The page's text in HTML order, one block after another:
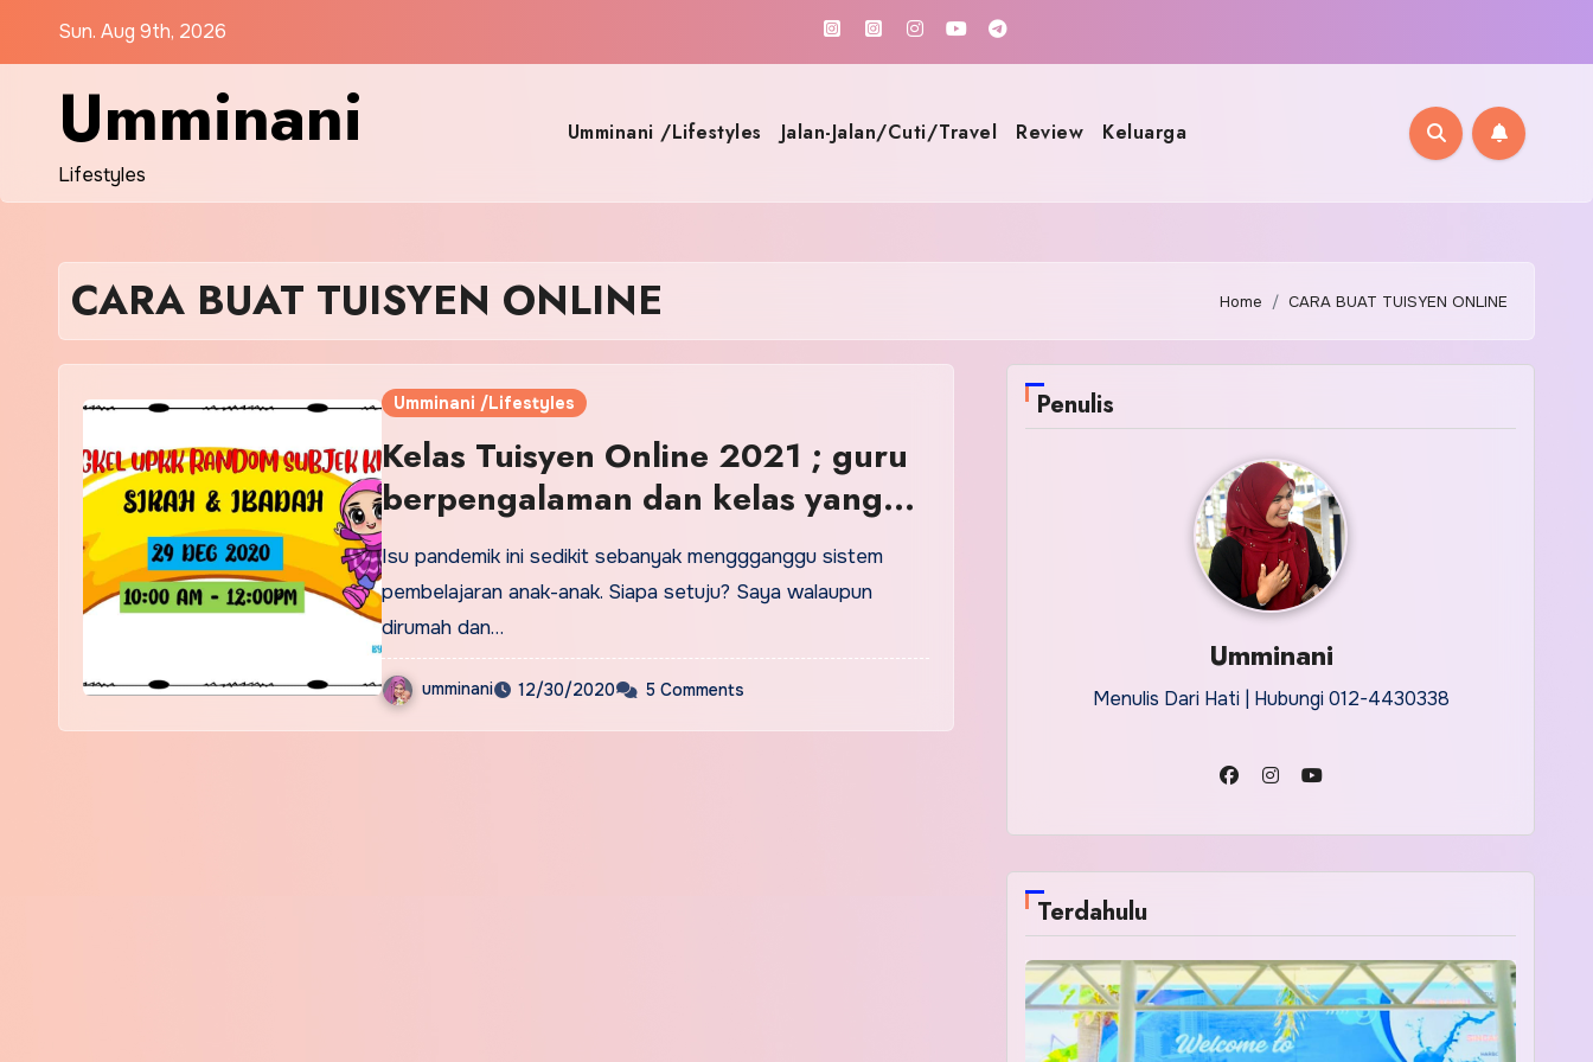
Sun. Aug 9th, 2026
Umminani
Lifestyles
Umminani /Lifestyles Jalan-Jalan/Cuti/Travel Review Keluarga
CARA BUAT TUISYEN ONLINE Home CARA BUAT TUISYEN ONLINE
Umminani /Lifestyles
Kelas Tuisyen Online 2021 ; guru
berpengalaman dan kelas yang
interaktif
Isu pandemik ini sedikit sebanyak menggganggu sistem
pembelajaran anak-anak. Siapa setuju? Saya walaupun
dirumah dan…
umminani 12/30/2020 5 Comments
Penulis
Umminani
Menulis Dari Hati | Hubungi 012-4430338
Terdahulu